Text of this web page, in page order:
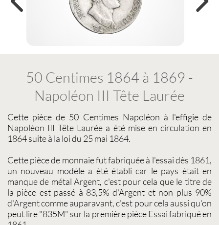
50 Centimes 1864 à 1869 -
Napoléon III Tête Laurée
Cette pièce de 50 Centimes Napoléon à l'effigie de
Napoléon III Tête Laurée a été mise en circulation en
1864 suite à la loi du 25 mai 1864.
Cettepièce de monnaiefut fabriquée à l'essai dès 1861,
un nouveau modèle a été établi car le pays était en
manque de métal Argent, c'est pour cela que le titre de
la pièce est passé à 83,5% d'Argent et non plus 90%
d'Argent comme auparavant, c'est pour cela aussi qu'on
peut lire "835M" sur la première pièce Essai fabriqué en